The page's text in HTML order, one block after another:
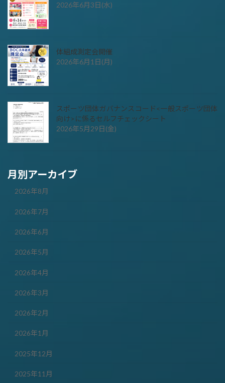
2026年6月3日(水)
体組成測定会開催
2026年6月1日(月)
スポーツ団体ガバナンスコード<一般スポーツ団体
向け>に係るセルフチェックシート
2026年5月29日(金)
月別アーカイブ
2026年8月
2026年7月
2026年6月
2026年5月
2026年4月
2026年3月
2026年2月
2026年1月
2025年12月
2025年11月